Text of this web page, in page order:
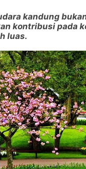
kandung
kontribusi pada
luas.